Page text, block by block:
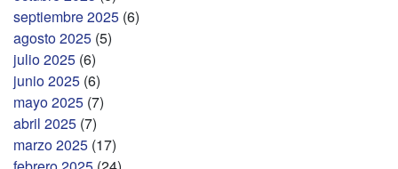
septiembre 2025 (6)
agosto 2025 (5)
julio 2025 (6)
junio 2025 (6)
mayo 2025 (7)
abril 2025 (7)
marzo 2025 (17)